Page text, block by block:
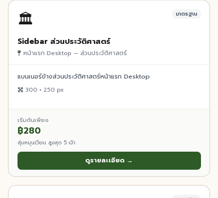
🏛️ มาตรฐาน
Sidebar ส่วนประวัติศาสตร์
หน้าแรก Desktop — ส่วนประวัติศาสตร์
แบนเนอร์ข้างส่วนประวัติศาสตร์หน้าแรก Desktop
300 × 250 px
เริ่มต้นเพียง
฿280
สุ่มหมุนเวียน สูงสุด 5 เจ้า
ดูรายละเอียด →